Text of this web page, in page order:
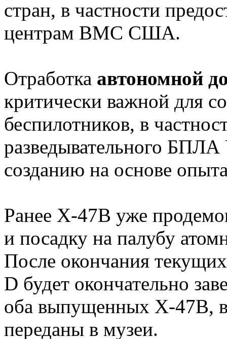
стран, в частности
центрам ВМС США.
Отработка автономной
критически важной для
беспилотников, в
разведывательного
созданию на основе
Ранее X-47B уже
и посадку на палубу
После окончания
D будет окончательно
оба выпущенных X-47B,
переданы в музеи.